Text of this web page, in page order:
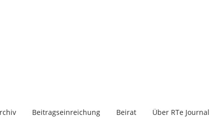
Beitragseinreichung Beirat Über RTe Journal